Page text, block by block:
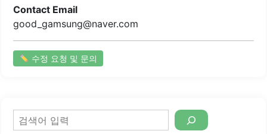
Contact Email
good_gamsung@naver.com
수정 요청 및 문의
검
색